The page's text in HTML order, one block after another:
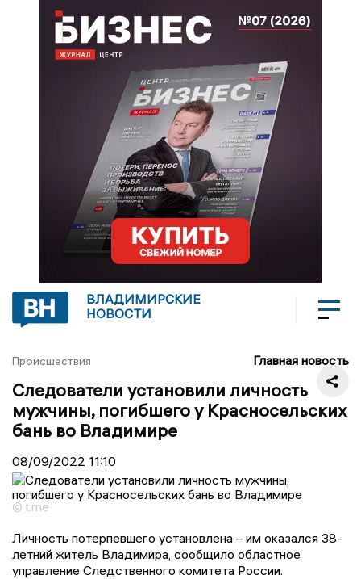
ВЛАДИМИРСКИЕ
НОВОСТИ
Происшествия Главная новость
Следователи установили личность
мужчины, погибшего у Красносельских
бань во Владимире
08/09/2022 11:10
© t.me
Личность потерпевшего установлена – им оказался 38-
летний житель Владимира, сообщило областное
управление Следственного комитета России.